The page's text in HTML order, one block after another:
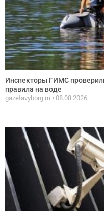
Инспекторы ГИМС
правила на воде
gazetavyborg.ru 08.08.2026